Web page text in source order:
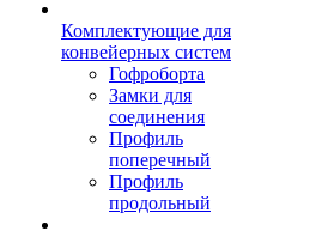
Комплектующие для
конвейерных систем
Гофроборта
Замки для
соединения
Профиль
поперечный
Профиль
продольный